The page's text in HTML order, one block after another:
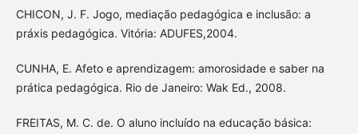
CHICON, J. F. Jogo, mediação pedagógica e inclusão: a
práxis pedagógica. Vitória: ADUFES,2004.
CUNHA, E. Afeto e aprendizagem: amorosidade e saber na
prática pedagógica. Rio de Janeiro: Wak Ed., 2008.
FREITAS, M. C. de. O aluno incluído na educação básica: